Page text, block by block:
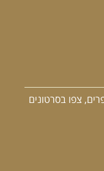
צפו בסרטונים